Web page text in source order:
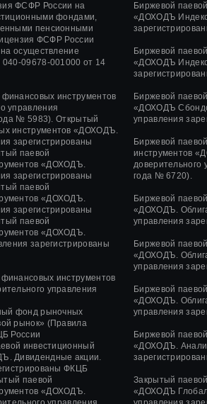
ФСФР России на
фондами,
пенсионными
ФСФР России
осуществление
09678-001000 от 14
инструментов
управления
№ 5983). Открытый
инструментов «ДОХОДЪ.
зарегистрированы
паевой
«ДОХОДЪ.
зарегистрированы
паевой
«ДОХОДЪ.
зарегистрированы
паевой
«ДОХОДЪ.
зарегистрированы
инструментов
управления
фонд рыночных
рынок» (Правила
России
инвестиционный
Дивидендные акции.
ФКЦБ
паевой
«ДОХОДЪ.
Биржевой
«ДОХОДЪ
Биржевой
«ДОХОДЪ Индекс
Биржевой
«ДОХОДЪ Сбондс
управления
Биржевой
инструментов
доверительного
года № 6720).
Биржевой
«ДОХОДЪ.
управления
Биржевой
«ДОХОДЪ.
управления
Биржевой
«ДОХОДЪ.
управления
Биржевой
«ДОХОДЪ.
Закрытый
«ДОХОДЪ